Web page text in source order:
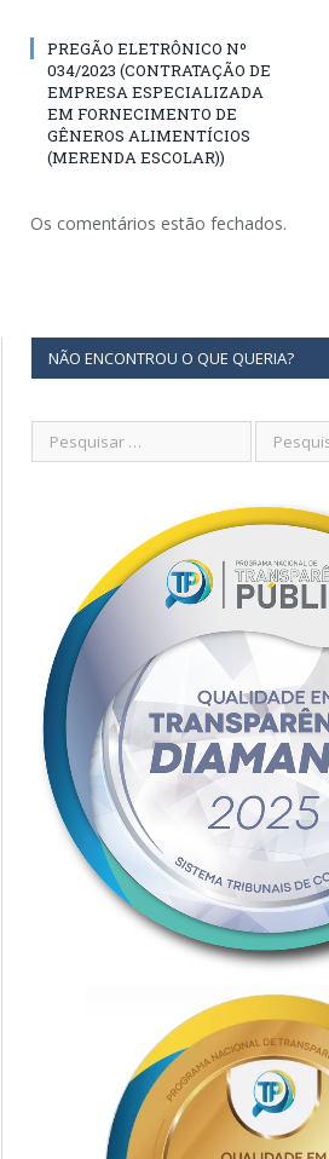
PREGÃO ELETRÔNICO Nº
034/2023 (CONTRATAÇÃO DE
EMPRESA ESPECIALIZADA
EM FORNECIMENTO DE
GÊNEROS ALIMENTÍCIOS
(MERENDA ESCOLAR))
Os comentários estão fechados.
NÃO ENCONTROU O QUE QUERIA?